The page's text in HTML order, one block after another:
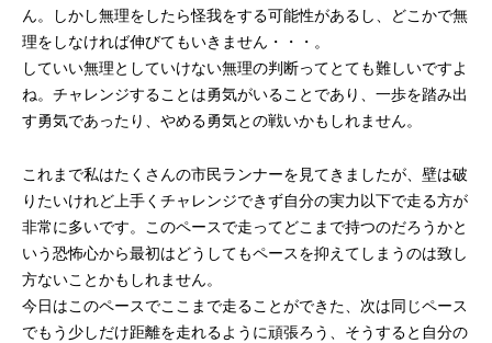
ん。しかし無理をしたら怪我をする可能性があるし、どこかで無
理をしなければ伸びてもいきません・・・。
していい無理としていけない無理の判断ってとても難しいですよ
ね。チャレンジすることは勇気がいることであり、一歩を踏み出
す勇気であったり、やめる勇気との戦いかもしれません。
これまで私はたくさんの市民ランナーを見てきましたが、壁は破
りたいけれど上手くチャレンジできず自分の実力以下で走る方が
非常に多いです。このペースで走ってどこまで持つのだろうかと
いう恐怖心から最初はどうしてもペースを抑えてしまうのは致し
方ないことかもしれません。
今日はこのペースでここまで走ることができた、次は同じペース
でもう少しだけ距離を走れるように頑張ろう、そうすると自分の